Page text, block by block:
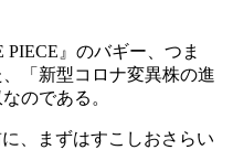
』のバギー、つま
「新型コロナ変異株の進
のである。
、まずはすこしおさらい